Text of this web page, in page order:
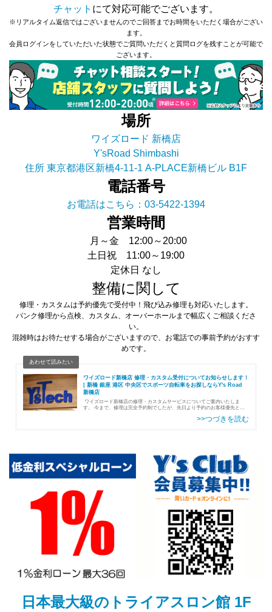
チャット にて対応可能でございます。
※リアルタイム返信ではございませんのでご回答までお時間をいただく場合がござい
ます。
会員ログインをしていただいた状態でご質問いただくと質問ログを残すことが可能で
ございます。
場所
ワイズロード 新橋店
Y'sRoad Shimbashi
住所 東京都港区新橋4-11-1 A-PLACE新橋ビル B1F
電話番号
お電話はこちら：03-5422-1394
営業時間
月～金 12:00～20:00
土日祝 11:00～19:00
定休日 なし
整備に関して
修理・カスタムは予約優先で受付中！飛び込み修理も対応いたします。
パンク修理から点検、カスタム、オーバーホールまで幅広くご相談くださ
い。
混雑時はお待たせする場合がございますので、お電話での事前予約がおすす
めです。
ワイズロード新橋店 修理・カスタム受付についてお知らせします！
| 新橋 銀座 港区 中央区でスポーツ自転車をお探しならY's Road
新橋店
ワイズロード新橋店の修理・カスタムサービスについてご案内いたしま
す。 今まで、修理は完全予約制でしたが、先日より予約のお客様優先とし
日本最大級のトライアスロン館 1F